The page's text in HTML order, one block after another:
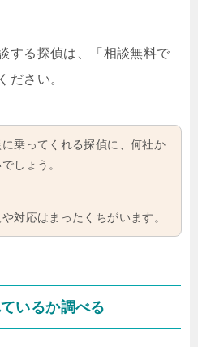
する探偵は、「相談無料で
ださい。
乗ってくれる探偵に、何社か
しょう。
対応はまったくちがいます。
いるか調べる